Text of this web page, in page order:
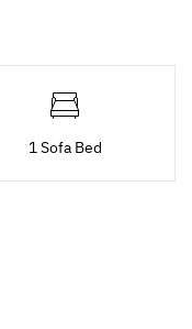
1 Sofa Bed